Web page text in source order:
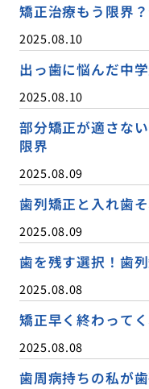
矯正治療もう限界
2025.08.10
出っ歯に悩んだ中
2025.08.10
部分矯正が適さな
限界
2025.08.09
歯列矯正と入れ歯
2025.08.09
歯を残す選択！歯
2025.08.08
矯正早く終わって
2025.08.08
歯周病持ちの私が